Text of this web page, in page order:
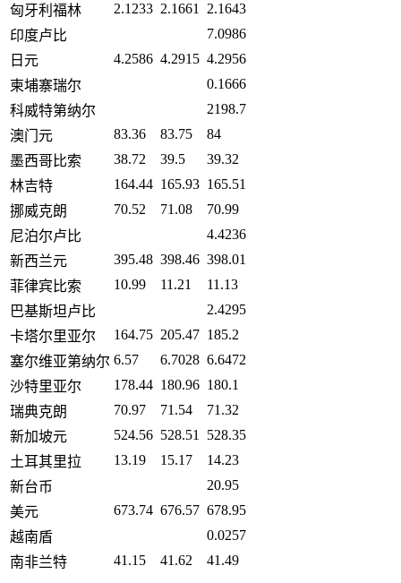
匈牙利福林
2.1233 2.1661
2.1643
印度卢比
7.0986
日元
4.2586 4.2915 4.2956
柬埔寨瑞尔
0.1666
科威特第纳尔
2198.7
澳门元
83.36 83.75
84
墨西哥比索
38.72 39.5
39.32
林吉特
164.44 165.93 165.51
挪威克朗
70.52 71.08
70.99
尼泊尔卢比
4.4236
新西兰元
395.48 398.46 398.01
菲律宾比索
10.99 11.21
11.13
巴基斯坦卢比
2.4295
卡塔尔里亚尔
164.75 205.47 185.2
塞尔维亚第纳尔 6.57 6.7028 6.6472
沙特里亚尔
178.44 180.96 180.1
瑞典克朗
70.97 71.54
71.32
新加坡元
524.56 528.51
528.35
土耳其里拉
13.19 15.17
14.23
新台币
20.95
美元
673.74 676.57 678.95
越南盾
0.0257
南非兰特
41.15 41.62 41.49